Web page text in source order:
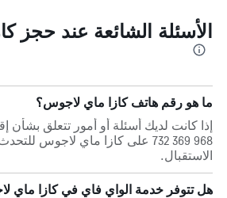
الأسئلة الشائعة عند حجز
ما هو رقم هاتف كازا ماي لاجوس؟
968 369 732 على كازا ماي
الاستقبال.
هل تتوفر خدمة الواي فاي في كازا ماي